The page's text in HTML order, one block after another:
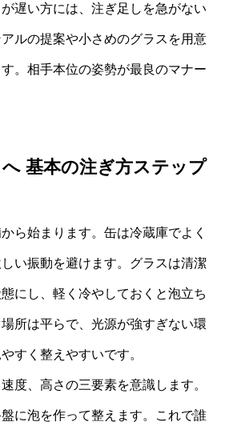
遅い方には、注ぎ足しを急がない
ルの提案や小さめのグラスを用意
。相手本位の姿勢が最良のマナー
基本の注ぎ方ステップ
ら始まります。缶は冷蔵庫でよく
い振動を避けます。グラスは清潔
にし、軽く冷やしておくと泡立ち
所は平らで、光源が強すぎない環
すく整えやすいです。
度、高さの三要素を意識します。
に泡を作って整えます。これで誰